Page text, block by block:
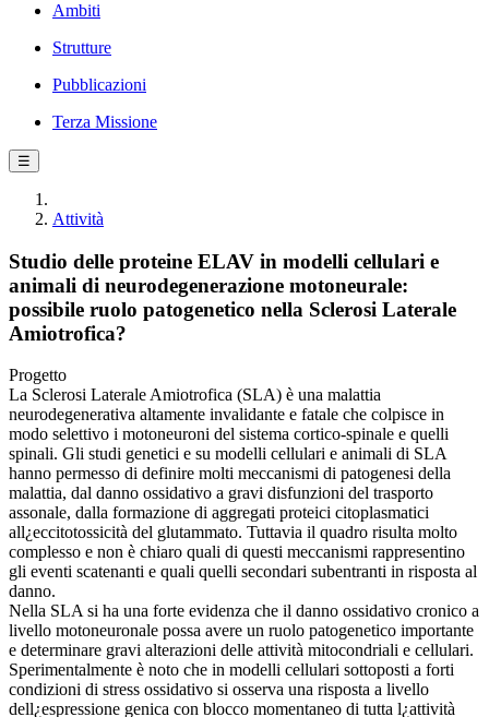
Ambiti
Strutture
Pubblicazioni
Terza Missione
☰
Attività
Studio delle proteine ELAV in modelli cellulari e
animali di neurodegenerazione motoneurale:
possibile ruolo patogenetico nella Sclerosi Laterale
Amiotrofica?
Progetto
La Sclerosi Laterale Amiotrofica (SLA) è una malattia
neurodegenerativa altamente invalidante e fatale che colpisce in
modo selettivo i motoneuroni del sistema cortico-spinale e quelli
spinali. Gli studi genetici e su modelli cellulari e animali di SLA
hanno permesso di definire molti meccanismi di patogenesi della
malattia, dal danno ossidativo a gravi disfunzioni del trasporto
assonale, dalla formazione di aggregati proteici citoplasmatici
all¿eccitotossicità del glutammato. Tuttavia il quadro risulta molto
complesso e non è chiaro quali di questi meccanismi rappresentino
gli eventi scatenanti e quali quelli secondari subentranti in risposta al
danno.
Nella SLA si ha una forte evidenza che il danno ossidativo cronico a
livello motoneuronale possa avere un ruolo patogenetico importante
e determinare gravi alterazioni delle attività mitocondriali e cellulari.
Sperimentalmente è noto che in modelli cellulari sottoposti a forti
condizioni di stress ossidativo si osserva una risposta a livello
dell¿espressione genica con blocco momentaneo di tutta l¿attività